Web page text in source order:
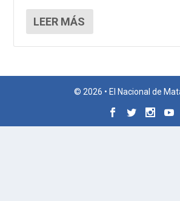
LEER MÁS
© 2026 • El Nacional de